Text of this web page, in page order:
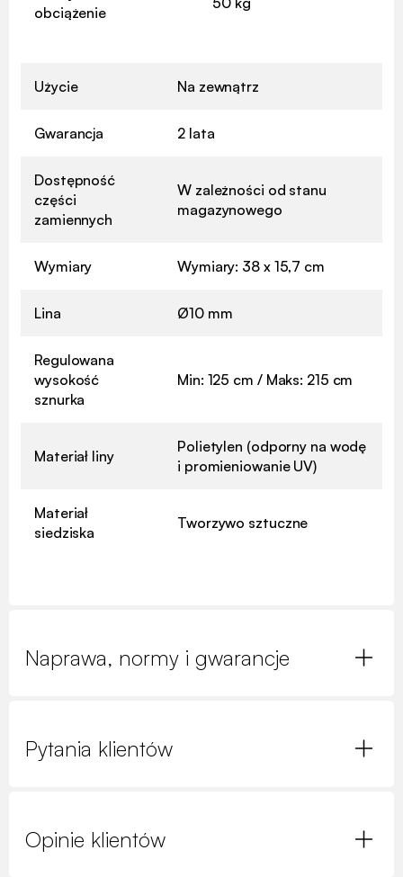
obciążenie
Użycie Na zewnątrz
Gwarancja 2 lata
Dostępność
części
zamiennych
W zależności od stanu
magazynowego
Wymiary Wymiary: 38 x 15,7 cm
Lina Ø10 mm
Regulowana
wysokość
sznurka
Min: 125 cm / Maks: 215 cm
Materiał liny
Polietylen (odporny na wodę
i promieniowanie UV)
Materiał
siedziska
Tworzywo sztuczne
Naprawa, normy i gwarancje
Pytania klientów
Opinie klientów